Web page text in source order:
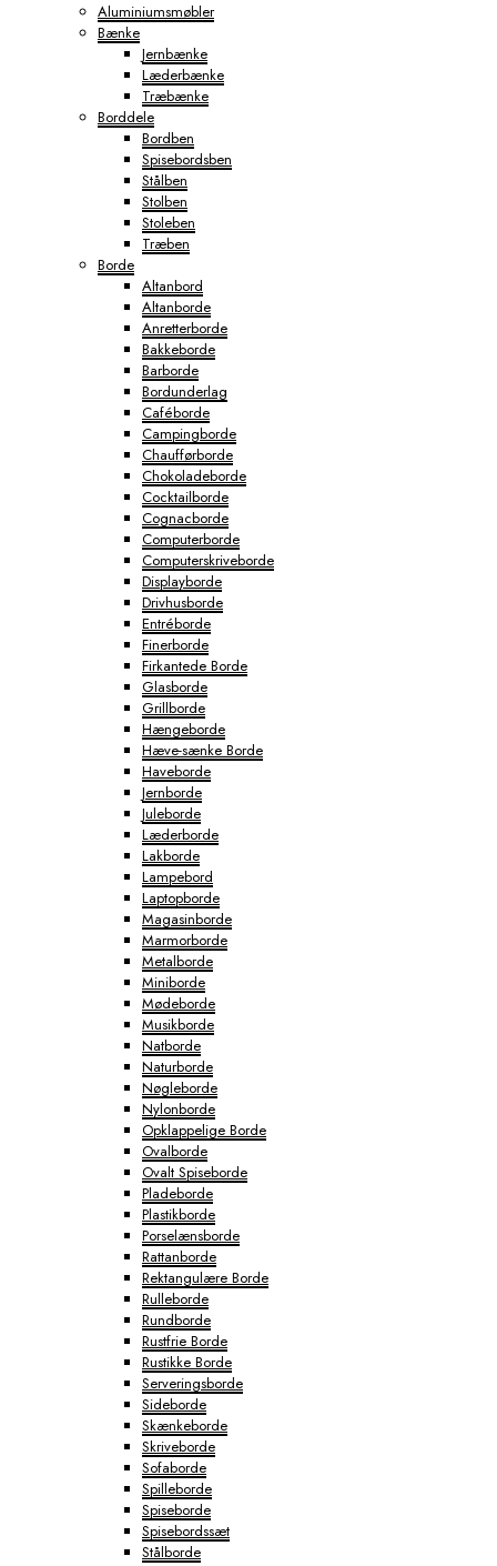
Aluminiumsmøbler
Bænke
Jernbænke
Læderbænke
Træbænke
Borddele
Bordben
Spisebordsben
Stålben
Stolben
Stoleben
Træben
Borde
Altanbord
Altanborde
Anretterborde
Bakkeborde
Barborde
Bordunderlag
Caféborde
Campingborde
Chaufførborde
Chokoladeborde
Cocktailborde
Cognacborde
Computerborde
Computerskriveborde
Displayborde
Drivhusborde
Entréborde
Finerborde
Firkantede Borde
Glasborde
Grillborde
Hængeborde
Hæve-sænke Borde
Haveborde
Jernborde
Juleborde
Læderborde
Lakborde
Lampebord
Laptopborde
Magasinborde
Marmorborde
Metalborde
Miniborde
Mødeborde
Musikborde
Natborde
Naturborde
Nøgleborde
Nylonborde
Opklappelige Borde
Ovalborde
Ovalt Spiseborde
Pladeborde
Plastikborde
Porselænsborde
Rattanborde
Rektangulære Borde
Rulleborde
Rundborde
Rustfrie Borde
Rustikke Borde
Serveringsborde
Sideborde
Skænkeborde
Skriveborde
Sofaborde
Spilleborde
Spiseborde
Spisebordssæt
Stålborde